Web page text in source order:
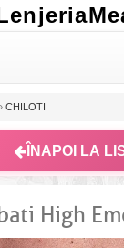
CHILOTI
ÎNAPOI LA
High